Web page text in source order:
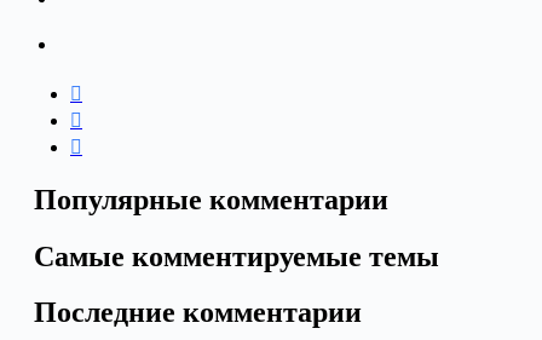
Популярные комментарии
Самые комментируемые темы
Последние комментарии